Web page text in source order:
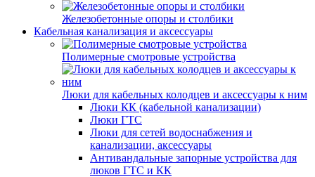
Железобетонные опоры и столбики
Кабельная канализация и аксессуары
Полимерные смотровые устройства
Люки для кабельных колодцев и аксессуары к ним
Люки КК (кабельной канализации)
Люки ГТС
Люки для сетей водоснабжения и
канализации, аксессуары
Антивандальные запорные устройства для
люков ГТС и КК